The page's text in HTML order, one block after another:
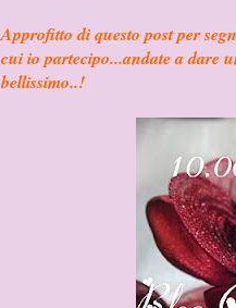
Approfitto di questo post per
cui io partecipo...andate a dare
bellissimo..!